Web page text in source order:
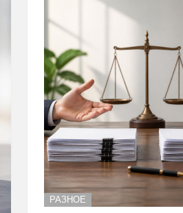
РАЗНОЕ